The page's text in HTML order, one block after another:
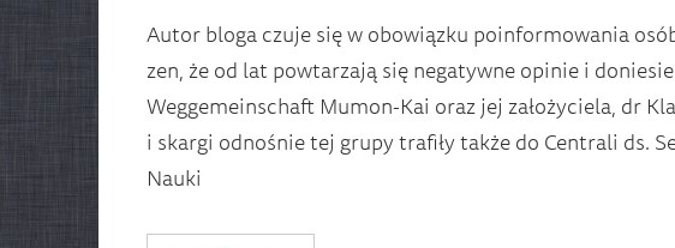
Autor bloga czuje się w obowiązku poinformowania
zen, że od lat powtarzają się negatywne opinie i
Weggemeinschaft Mumon-Kai oraz jej założyciela, dr
i skargi odnośnie tej grupy trafiły także do Centrali ds.
Nauki